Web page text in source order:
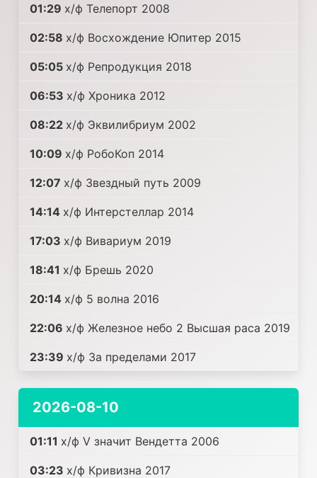
01:29 х/ф Телепорт 2008
02:58 х/ф Восхождение Юпитер 2015
05:05 х/ф Репродукция 2018
06:53 х/ф Хроника 2012
08:22 х/ф Эквилибриум 2002
10:09 х/ф РобоКоп 2014
12:07 х/ф Звездный путь 2009
14:14 х/ф Интерстеллар 2014
17:03 х/ф Вивариум 2019
18:41 х/ф Брешь 2020
20:14 х/ф 5 волна 2016
22:06 х/ф Железное небо 2 Высшая раса 2019
23:39 х/ф За пределами 2017
2026-08-10
01:11 х/ф V значит Вендетта 2006
03:23 х/ф Кривизна 2017